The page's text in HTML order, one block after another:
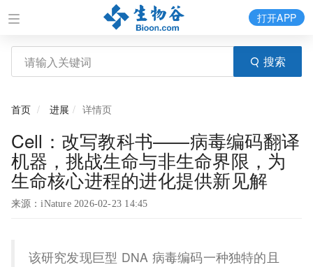
搜索
打开APP
首页 进展 详情页
Cell：改写教科书——病毒编码翻译
机器，挑战生命与非生命界限，为
生命核心进程的进化提供新见解
来源：iNature 2026-02-23 14:45
该研究发现巨型 DNA 病毒编码一种独特的且